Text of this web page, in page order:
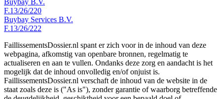
F.13/26/220
Buybay Services B.V.
F.13/26/222
FaillissementsDossier.nl spant er zich voor in de inhoud van deze
webpagina, afkomstig van openbare bronnen, regelmatig te
actualiseren en aan te vullen. Ondanks deze zorg en aandacht is het
mogelijk dat de inhoud onvolledig en/of onjuist is.
FaillissementsDossier.nl verschaft de inhoud van de website in de
staat zoals deze is ("As is"), zonder garantie of waarborg betreffende